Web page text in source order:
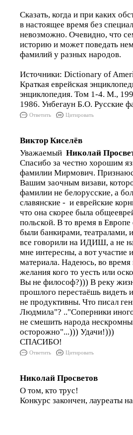
Сказать, когда и при каких
в настоящее время без
невозможно. Очевидно, что
историю и может поведать
фамилий у разных народов.
Источники: Dictionary of
Краткая еврейская
энциклопедия. Том 1-4. М.,
1986. Унбегаун Б.О. Русские
Ответить Цитировать
Виктор Киселёв
Уважаемый Николай
Спасибо за честно хорошим
фамилии Мирмович.
Вашим заочным визави,
фамилии не белорусские, а
славянские - и еврейские
что она скорее была
польской. В то время в
были банкирами, театралами,
все говорили на ИДИШ, а не
мне интересны, а вот участие
материала. Надеюсь, во
желания кого то уесть или
Вы не философ?))) В реку
прошлого перестаёшь видеть
не продуктивны. Что писал
Людмила"? .."Соперники
не смешить народа
осторожно"...))) Удачи!)))
СПАСИБО!
Ответить Цитировать
Николай Просветов
О том, кто трус!
Конкурс закончен, лауреаты